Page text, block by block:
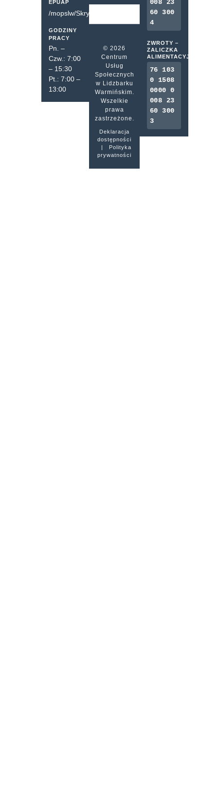
EPUAP
/mopslw/SkrytkaESP
GODZINY
PRACY
Pn. –
Czw.: 7:00
– 15:30
Pt.: 7:00 –
13:00
© 2026
Centrum
Usług
Społecznych
w Lidzbarku
Warmińskim.
Wszelkie
prawa
zastrzeżone.
Deklaracja
dostępności
|
Polityka
prywatności
008 23
60 300
4
ZWROTY –
ZALICZKA
ALIMENTACYJNA
76 103
0 1508
0000 0
008 23
60 300
3